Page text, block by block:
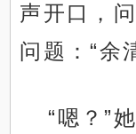
声开口，
问题：“余
“嗯？”